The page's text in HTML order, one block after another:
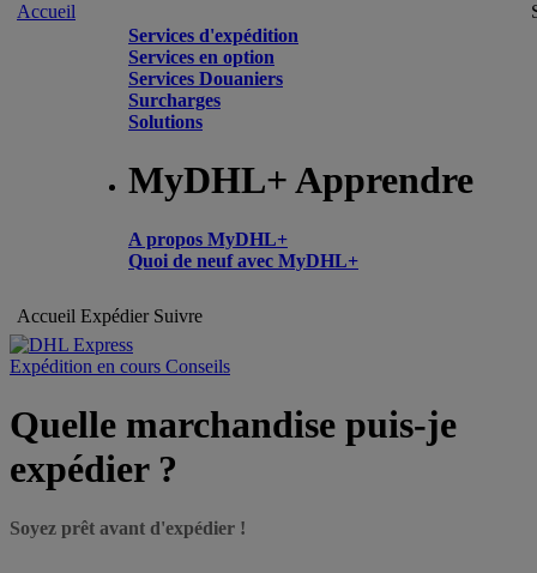
Accueil
Services d'expédition
Services en option
Services Douaniers
Surcharges
Solutions
MyDHL+ Apprendre
A propos MyDHL+
Quoi de neuf avec MyDHL+
Accueil Expédier Suivre
Expédition en cours Conseils
Quelle marchandise puis-je
expédier ?
Soyez prêt avant d'expédier !